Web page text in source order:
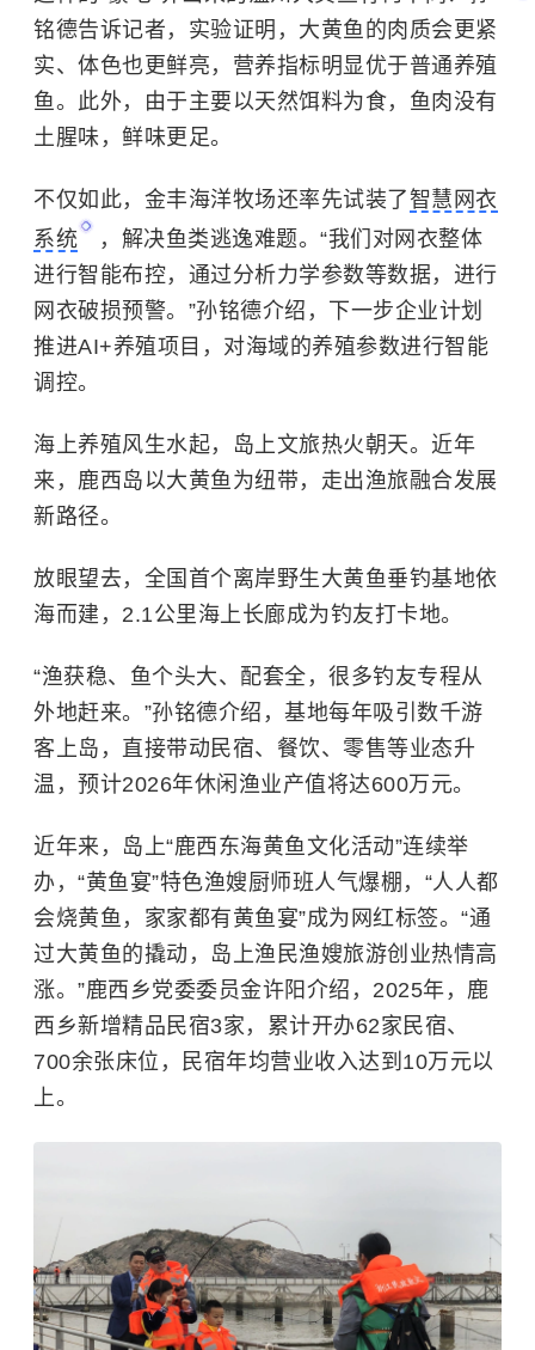
铭德告诉记者，实验证明，大黄鱼的肉质会更紧
实、体色也更鲜亮，营养指标明显优于普通养殖
鱼。此外，由于主要以天然饵料为食，鱼肉没有
土腥味，鲜味更足。
不仅如此，金丰海洋牧场还率先试装了 智慧网衣
系统
，解决鱼类逃逸难题。“我们对网衣整体
进行智能布控，通过分析力学参数等数据，进行
网衣破损预警。”孙铭德介绍，下一步企业计划
推进AI+养殖项目，对海域的养殖参数进行智能
调控。
海上养殖风生水起，岛上文旅热火朝天。 近年
来，鹿西岛以大黄鱼为纽带，走出渔旅融合发展
新路径。
放眼望去，全国首个离岸野生大黄鱼垂钓基地依
海而建，2.1公里海上长廊成为钓友打卡地。
“渔获稳、鱼个头大、配套全，很多钓友专程从
外地赶来。”孙铭德介绍，基地每年吸引数千游
客上岛，直接带动民宿、餐饮、零售等业态升
温，预计2026年休闲渔业产值将达600万元。
近年来，岛上“鹿西东海黄鱼文化活动”连续举
办，“黄鱼宴”特色渔嫂厨师班人气爆棚，“人人都
会烧黄鱼，家家都有黄鱼宴”成为网红标签。“通
过大黄鱼的撬动，岛上渔民渔嫂旅游创业热情高
涨。”鹿西乡党委委员金许阳介绍，2025年，鹿
西乡新增精品民宿3家，累计开办62家民宿、
700余张床位，民宿年均营业收入达到10万元以
上。